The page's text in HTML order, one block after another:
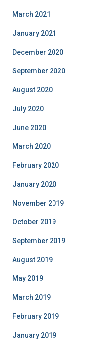
March 2021
January 2021
December 2020
September 2020
August 2020
July 2020
June 2020
March 2020
February 2020
January 2020
November 2019
October 2019
September 2019
August 2019
May 2019
March 2019
February 2019
January 2019